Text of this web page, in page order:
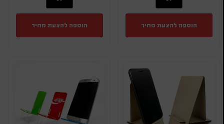
הוספה להצעת מחיר הוספה להצעת מחיר